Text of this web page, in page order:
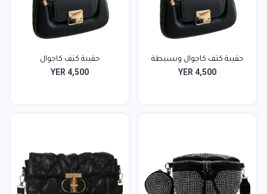
حقيبة كتف كاجوال وبسيطة
YER 4,500
حقيبة كتف كاجوال
YER 4,500